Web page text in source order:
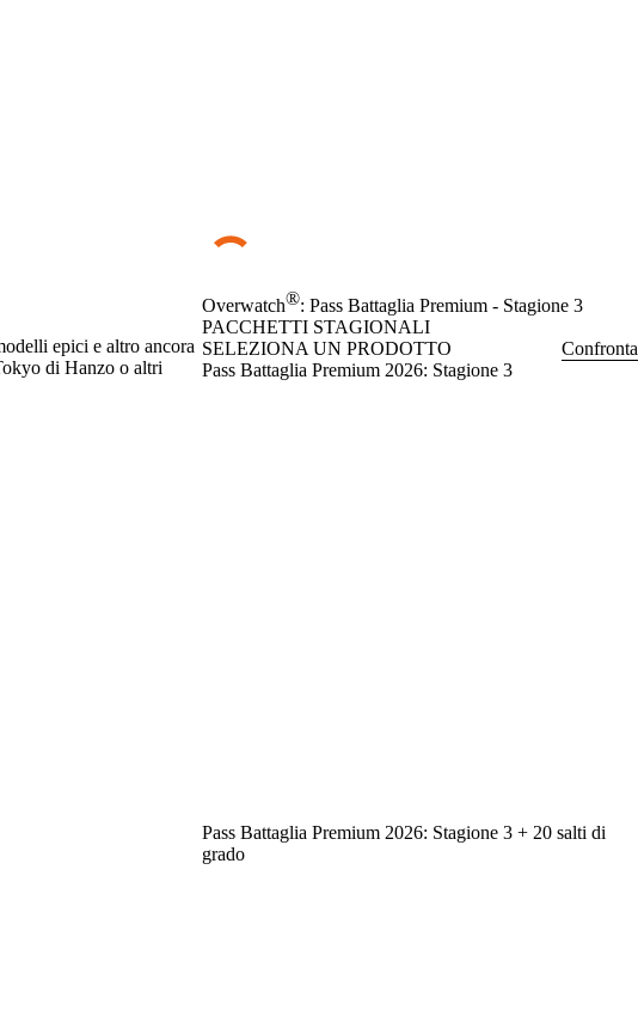
Overwatch®: Pass Battaglia Premium - Stagione 3
PACCHETTI STAGIONALI
SELEZIONA UN PRODOTTO
Confronta
Pass Battaglia Premium 2026: Stagione 3
Pass Battaglia Premium 2026: Stagione 3 + 20 salti di
grado
epici e altro ancora
di Hanzo o altri